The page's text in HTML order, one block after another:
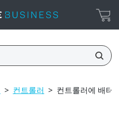
> 컨트롤러 > 컨트롤러에 배터